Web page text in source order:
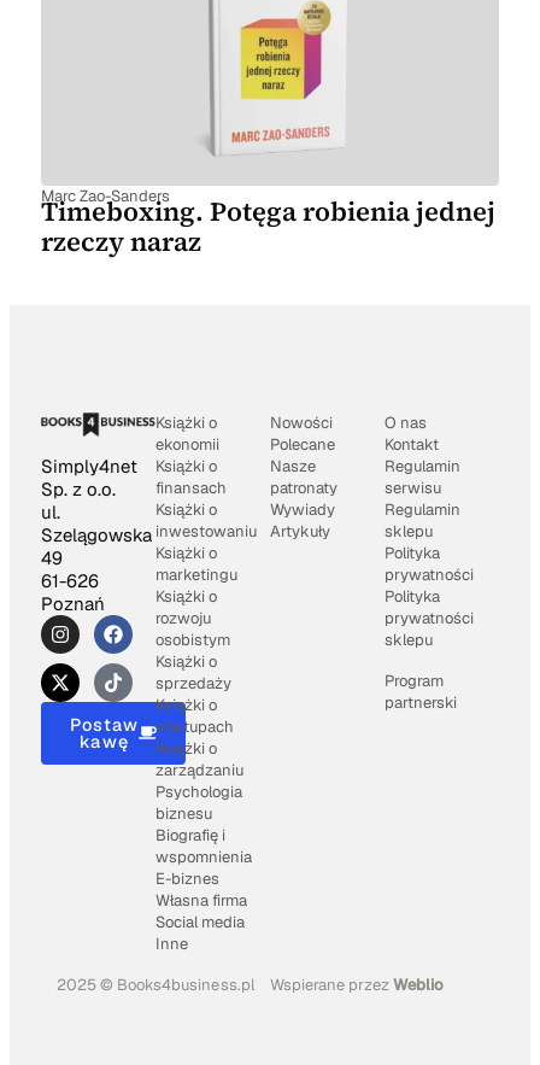
Marc Zao-Sanders
Timeboxing. Potęga robienia jednej
rzeczy naraz
Simply4net
Sp. z o.o.
ul.
Szelągowska
49
61-626
Poznań
Postaw
kawę
Książki o
ekonomii
Książki o
finansach
Książki o
inwestowaniu
Książki o
marketingu
Książki o
rozwoju
osobistym
Książki o
sprzedaży
Książki o
startupach
Książki o
zarządzaniu
Psychologia
biznesu
Biografię i
wspomnienia
E-biznes
Własna firma
Social media
Inne
Nowości
Polecane
Nasze
patronaty
Wywiady
Artykuły
O nas
Kontakt
Regulamin
serwisu
Regulamin
sklepu
Polityka
prywatności
Polityka
prywatności
sklepu
Program
partnerski
2025 © Books4business.pl Wspierane przezWeblio